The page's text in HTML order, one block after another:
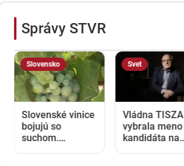
Správy STVR
Slovensko
Slovenské vinice
bojujú so
suchom.
Svet
Vládna TISZA
vybrala meno
kandidáta na